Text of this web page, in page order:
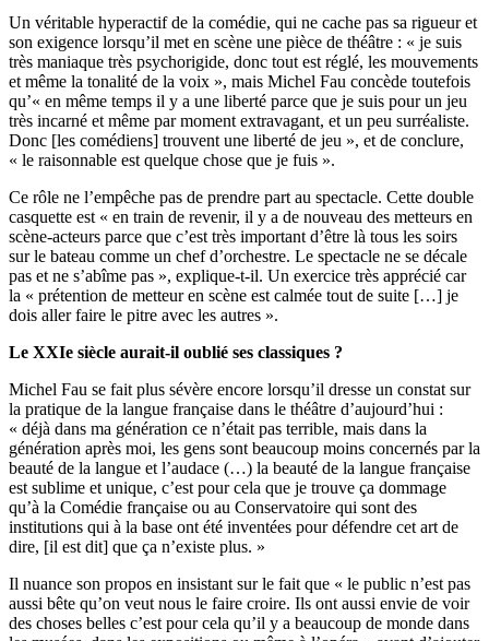
Un véritable hyperactif de la comédie, qui ne cache pas sa rigueur et
son exigence lorsqu’il met en scène une pièce de théâtre : « je suis
très maniaque très psychorigide, donc tout est réglé, les mouvements
et même la tonalité de la voix », mais Michel Fau concède toutefois
qu’« en même temps il y a une liberté parce que je suis pour un jeu
très incarné et même par moment extravagant, et un peu surréaliste.
Donc [les comédiens] trouvent une liberté de jeu », et de conclure,
« le raisonnable est quelque chose que je fuis ».
Ce rôle ne l’empêche pas de prendre part au spectacle. Cette double
casquette est « en train de revenir, il y a de nouveau des metteurs en
scène-acteurs parce que c’est très important d’être là tous les soirs
sur le bateau comme un chef d’orchestre. Le spectacle ne se décale
pas et ne s’abîme pas », explique-t-il. Un exercice très apprécié car
la « prétention de metteur en scène est calmée tout de suite […] je
dois aller faire le pitre avec les autres ».
Le XXIe siècle aurait-il oublié ses classiques ?
Michel Fau se fait plus sévère encore lorsqu’il dresse un constat sur
la pratique de la langue française dans le théâtre d’aujourd’hui :
« déjà dans ma génération ce n’était pas terrible, mais dans la
génération après moi, les gens sont beaucoup moins concernés par la
beauté de la langue et l’audace (…) la beauté de la langue française
est sublime et unique, c’est pour cela que je trouve ça dommage
qu’à la Comédie française ou au Conservatoire qui sont des
institutions qui à la base ont été inventées pour défendre cet art de
dire, [il est dit] que ça n’existe plus. »
Il nuance son propos en insistant sur le fait que « le public n’est pas
aussi bête qu’on veut nous le faire croire. Ils ont aussi envie de voir
des choses belles c’est pour cela qu’il y a beaucoup de monde dans